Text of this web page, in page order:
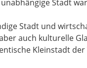
Stadt
Stadt und
auch kulturelle
Kleinstadt